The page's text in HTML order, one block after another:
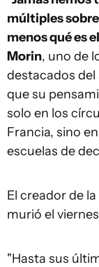
múltiples
menos qué es
Morin, uno de
destacados del
que su
solo en los
Francia, sino
escuelas de
El creador de
murió el
"Hasta sus